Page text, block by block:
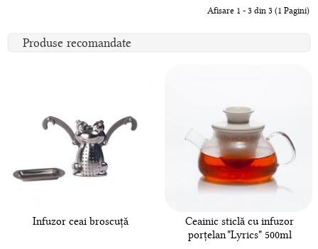
Afisare 1 - 3 din 3 (1 Pagini)
Produse recomandate
Infuzor ceai broscuță
Ceainic sticlă cu infuzor
porțelan "Lyrics" 500ml